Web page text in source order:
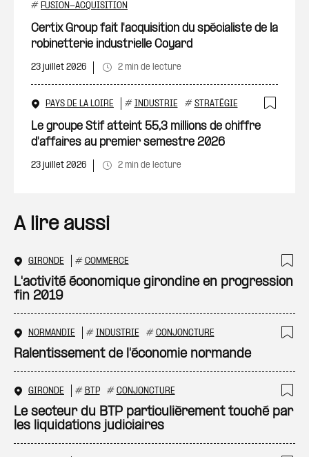
# FUSION-ACQUISITION
Certix Group fait l'acquisition du spécialiste de la
robinetterie industrielle Coyard
23 juillet 2026 2 min de lecture
PAYS DE LA LOIRE # INDUSTRIE # STRATÉGIE
Le groupe Stif atteint 55,3 millions de chiffre
d'affaires au premier semestre 2026
23 juillet 2026 2 min de lecture
A lire aussi
GIRONDE # COMMERCE
L'activité économique girondine en progression
fin 2019
NORMANDIE # INDUSTRIE # CONJONCTURE
Ralentissement de l'économie normande
GIRONDE # BTP # CONJONCTURE
Le secteur du BTP particulièrement touché par
les liquidations judiciaires